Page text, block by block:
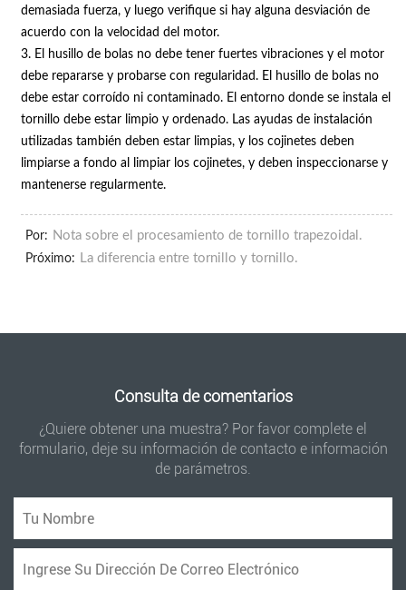
demasiada fuerza, y luego verifique si hay alguna desviación de
acuerdo con la velocidad del motor.
3. El husillo de bolas no debe tener fuertes vibraciones y el motor
debe repararse y probarse con regularidad. El husillo de bolas no
debe estar corroído ni contaminado. El entorno donde se instala el
tornillo debe estar limpio y ordenado. Las ayudas de instalación
utilizadas también deben estar limpias, y los cojinetes deben
limpiarse a fondo al limpiar los cojinetes, y deben inspeccionarse y
mantenerse regularmente.
Por: Nota sobre el procesamiento de tornillo trapezoidal.
Próximo: La diferencia entre tornillo y tornillo.
Consulta de comentarios
¿Quiere obtener una muestra? Por favor complete el
formulario, deje su información de contacto e información
de parámetros.